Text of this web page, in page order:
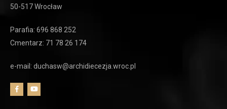
50-517 Wrocław
Parafia: 696 868 252
Cmentarz: 71 78 26 174
e-mail: duchasw@archidiecezja.wroc.pl